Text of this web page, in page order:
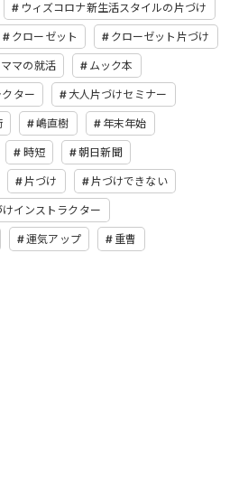
ウィズコロナ新生活スタイルの片づけ
クローゼット クローゼット片づけ
ママの就活 ムック本
ター 大人片づけセミナー
嶋直樹 年末年始
時短 朝日新聞
片づけ 片づけできない
インストラクター
運気アップ 重曹